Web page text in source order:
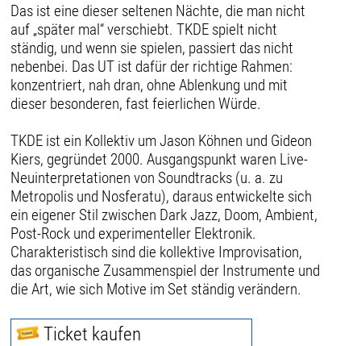
Das ist eine dieser seltenen Nächte, die man nicht
auf „später mal“ verschiebt. TKDE spielt nicht
ständig, und wenn sie spielen, passiert das nicht
nebenbei. Das UT ist dafür der richtige Rahmen:
konzentriert, nah dran, ohne Ablenkung und mit
dieser besonderen, fast feierlichen Würde.
TKDE ist ein Kollektiv um Jason Köhnen und Gideon
Kiers, gegründet 2000. Ausgangspunkt waren Live-
Neuinterpretationen von Soundtracks (u. a. zu
Metropolis und Nosferatu), daraus entwickelte sich
ein eigener Stil zwischen Dark Jazz, Doom, Ambient,
Post-Rock und experimenteller Elektronik.
Charakteristisch sind die kollektive Improvisation,
das organische Zusammenspiel der Instrumente und
die Art, wie sich Motive im Set ständig verändern.
Ticket kaufen